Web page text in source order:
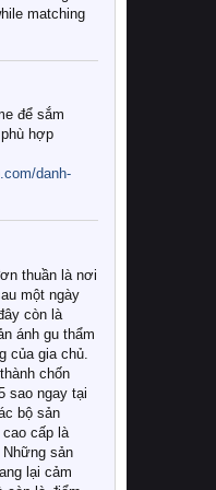
matching
để sắm
hợp
danh-
thuần là nơi
một ngày
còn là
ánh gu thẩm
của gia chủ.
chốn
sao ngay tại
bộ sản
cấp là
sản
lại cảm